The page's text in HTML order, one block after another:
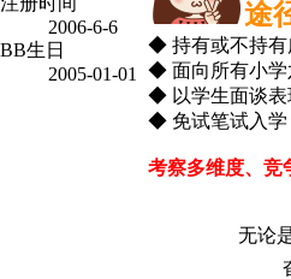
2006-6-6
BB生日
2005-01-01
途
◆ 持有或不持有
◆ 面向所有小学
◆ 以学生面谈表
◆ 免试笔试入学
考察多维度、竞
无论